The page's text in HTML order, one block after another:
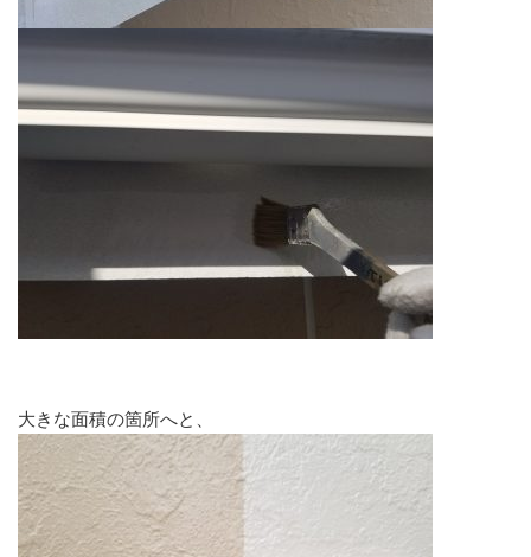
大きな面積の箇所へと、